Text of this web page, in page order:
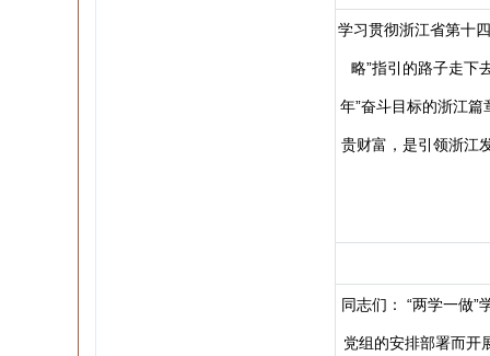
学习贯彻浙江省第十
略”指引的路子走下
年”奋斗目标的浙江
贵财富，是引领浙江
同志们： “两学一做
党组的安排部署而开